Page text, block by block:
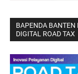
BAPENDA BANTEN
DIGITAL ROAD TAX